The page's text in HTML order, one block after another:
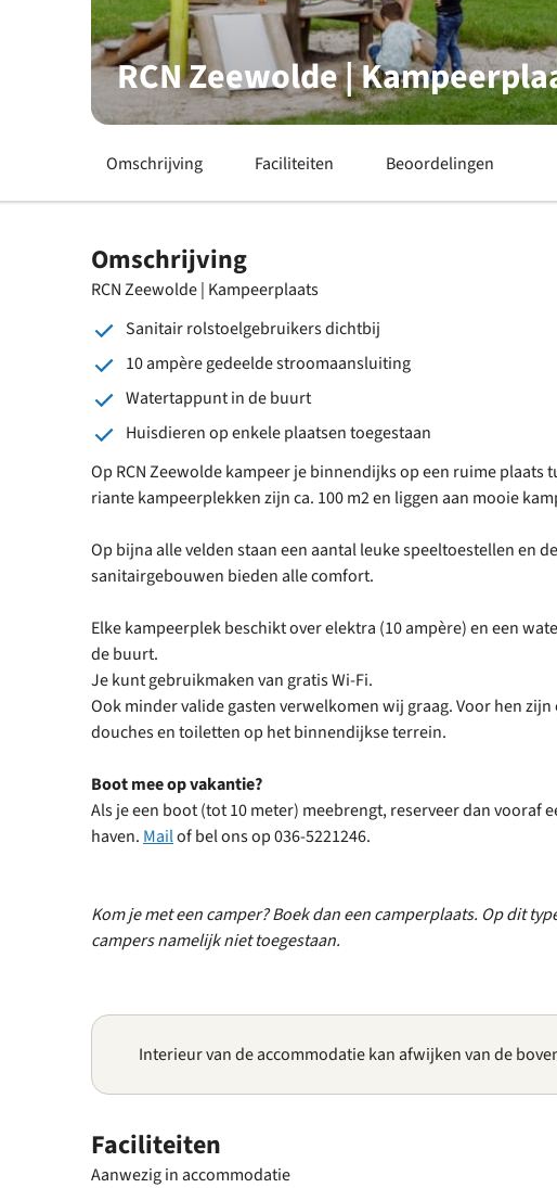
RCN Zeewolde |
Omschrijving Faciliteiten Beoordelingen
Omschrijving
RCN Zeewolde | Kampeerplaats
Sanitair rolstoelgebruikers dichtbij
10 ampère gedeelde stroomaansluiting
Watertappunt in de buurt
Huisdieren op enkele plaatsen toegestaan
Op RCN Zeewolde kampeer je binnendijks op een ruime plaats
riante kampeerplekken zijn ca. 100 m2 en liggen aan mooie
Op bijna alle velden staan een aantal leuke speeltoestellen en
sanitairgebouwen bieden alle comfort.
Elke kampeerplek beschikt over elektra (10 ampère) en een
de buurt.
Je kunt gebruikmaken van gratis Wi-Fi.
Ook minder valide gasten verwelkomen wij graag. Voor hen zijn
douches en toiletten op het binnendijkse terrein.
Boot mee op vakantie?
Als je een boot (tot 10 meter) meebrengt, reserveer dan vooraf
haven. Mailof bel ons op 036-5221246.
Kom je met een camper? Boek dan een camperplaats. Op dit
campers namelijk niet toegestaan.
Interieur van de accommodatie kan afwijken van de
Faciliteiten
Aanwezig in accommodatie